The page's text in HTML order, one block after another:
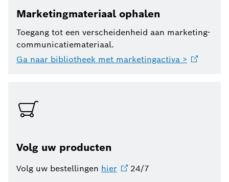
Marketingmateriaal ophalen
Toegang tot een verscheidenheid aan marketing-
communicatiemateriaal.
Ga naar bibliotheek met marketingactiva >
Volg uw producten
Volg uw bestellingen hier 24/7